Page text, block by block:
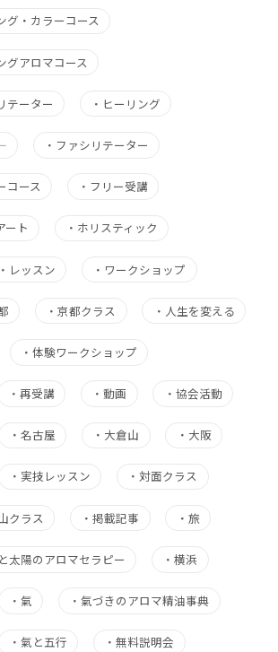
グ・カラーコース
グアロマコース
テーター ・ ヒーリング
・ ファシリテーター
コース ・ フリー受講
ート ・ ホリスティック
・ レッスン ・ ワークショップ
・京都クラス ・ 人生を変える
・体験ワークショップ
・再受講 ・動画 ・ 協会活動
・名古屋 ・ 大倉山 ・ 大阪
・ 実技レッスン ・対面クラス
クラス ・掲載記事 ・ 旅
太陽のアロマセラピー ・横浜
・氣 ・氣づきのアロマ精油事典
・氣と五行 ・無料説明会